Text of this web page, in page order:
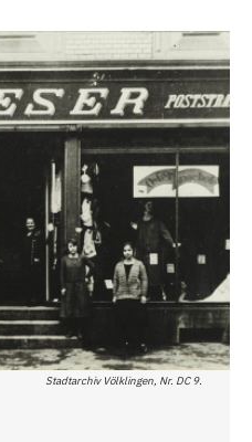
Stadtarchiv Völklingen, Nr. DC 9.